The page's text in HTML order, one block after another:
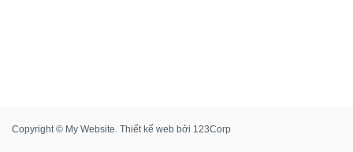
Copyright © My Website. Thiết kế web bởi 123Corp